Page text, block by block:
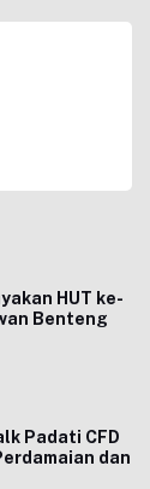
HUT ke-
Benteng
Padati CFD
dan